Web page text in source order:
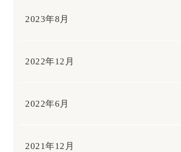
2023年8月
2022年12月
2022年6月
2021年12月